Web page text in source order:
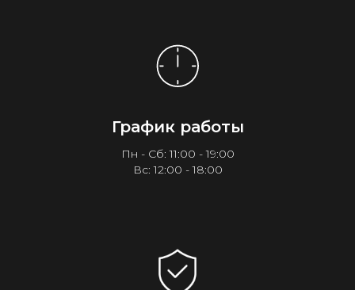
График работы
Пн - Сб: 11:00 - 19:00
Вс: 12:00 - 18:00